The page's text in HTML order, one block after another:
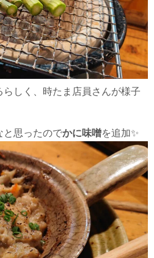
しく、時たま店員さんが様子
と思ったのでかに味噌を追加✨